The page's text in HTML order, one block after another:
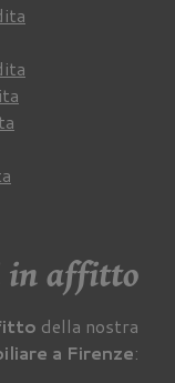
in affitto
della nostra
a Firenze: